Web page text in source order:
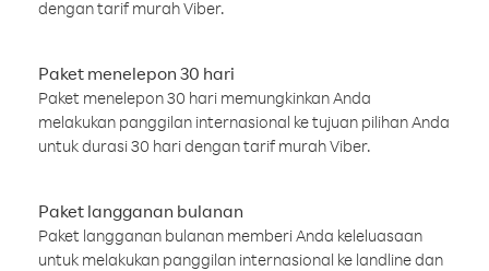
dengan tarif murah Viber.
Paket menelepon 30 hari
Paket menelepon 30 hari memungkinkan Anda
melakukan panggilan internasional ke tujuan pilihan Anda
untuk durasi 30 hari dengan tarif murah Viber.
Paket langganan bulanan
Paket langganan bulanan memberi Anda keleluasaan
untuk melakukan panggilan internasional ke landline dan